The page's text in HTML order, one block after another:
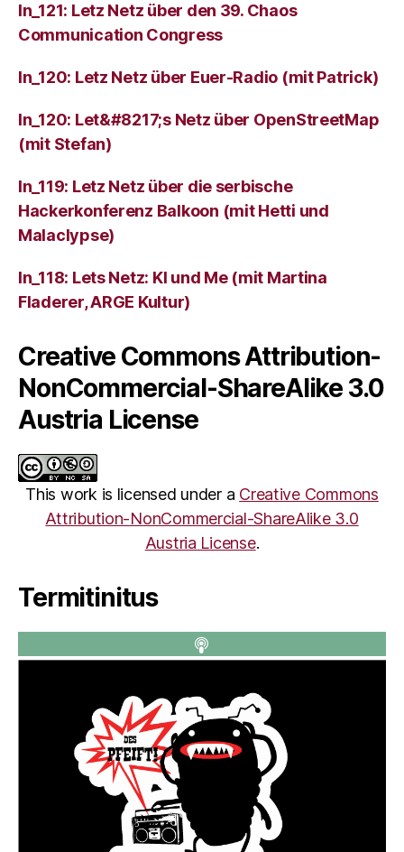
ln_121: Letz Netz über den 39. Chaos
Communication Congress
ln_120: Letz Netz über Euer-Radio (mit Patrick)
ln_120: Let&#8217;s Netz über OpenStreetMap
(mit Stefan)
ln_119: Letz Netz über die serbische
Hackerkonferenz Balkoon (mit Hetti und
Malaclypse)
ln_118: Lets Netz: KI und Me (mit Martina
Fladerer, ARGE Kultur)
Creative Commons Attribution-
NonCommercial-ShareAlike 3.0
Austria License
This work is licensed under a Creative Commons
Attribution-NonCommercial-ShareAlike 3.0
Austria License.
Termitinitus